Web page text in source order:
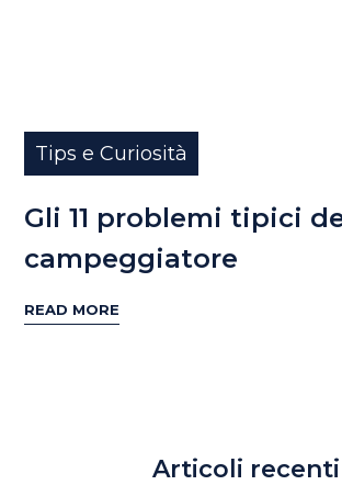
Tips e Curiosità
Gli 11 problemi tipici
campeggiatore
READ MORE
Articoli recenti